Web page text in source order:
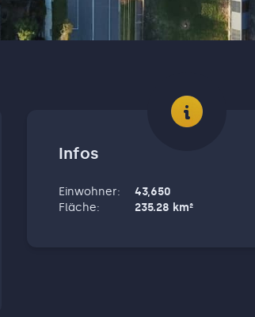
Infos
Einwohner:
43,650
Fläche: 235.28 km²